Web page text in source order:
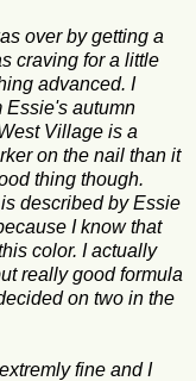
over by getting a
craving for a little
advanced. I
Essie's autumn
Village is a
on the nail than it
thing though.
described by Essie
I know that
color. I actually
really good formula
on two in the
fine and I